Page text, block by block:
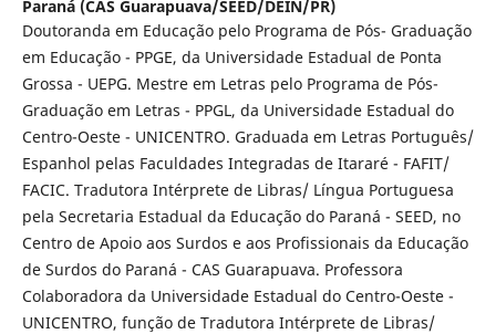
Paraná (CAS Guarapuava/SEED/DEIN/PR)
Doutoranda em Educação pelo Programa de Pós- Graduação
em Educação - PPGE, da Universidade Estadual de Ponta
Grossa - UEPG. Mestre em Letras pelo Programa de Pós-
Graduação em Letras - PPGL, da Universidade Estadual do
Centro-Oeste - UNICENTRO. Graduada em Letras Português/
Espanhol pelas Faculdades Integradas de Itararé - FAFIT/
FACIC. Tradutora Intérprete de Libras/ Língua Portuguesa
pela Secretaria Estadual da Educação do Paraná - SEED, no
Centro de Apoio aos Surdos e aos Profissionais da Educação
de Surdos do Paraná - CAS Guarapuava. Professora
Colaboradora da Universidade Estadual do Centro-Oeste -
UNICENTRO, função de Tradutora Intérprete de Libras/